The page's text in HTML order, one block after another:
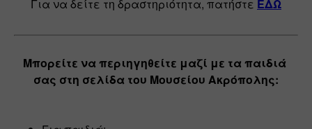
Για να δείτε τη δραστηριότητα, πατήστε ΕΔΩ
Μπορείτε να περιηγηθείτε μαζί με τα παιδιά
σας στη σελίδα του Μουσείου Ακρόπολης: